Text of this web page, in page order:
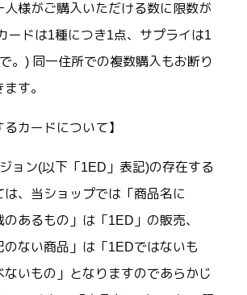
人様がご購入いただける数に限数が
ードは1種につき1点、サプライは1
。) 同一住所での複数購入もお断り
す。
るカードについて】
ョン(以下「1ED」表記)の存在する
は、当ショップでは「商品名に
のあるもの」は「1ED」の販売、
のない商品」は「1EDではないも
ないもの」となりますのであらかじ